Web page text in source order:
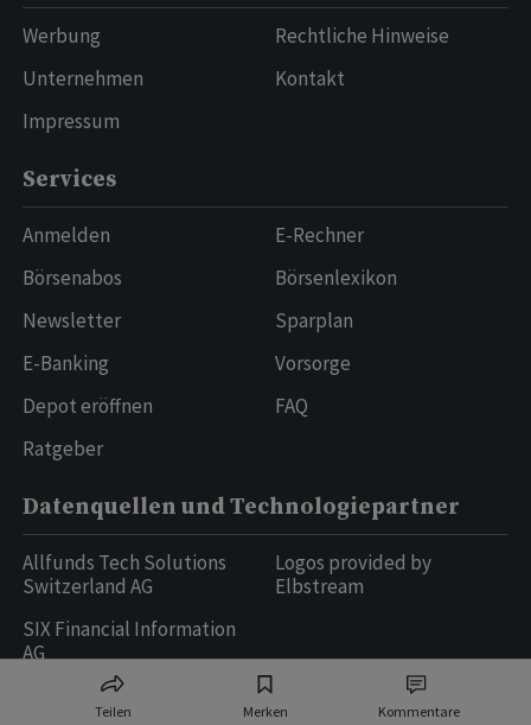
Teilen Merken Kommentare
Werbung
Unternehmen
Impressum
Rechtliche Hinweise
Kontakt
Services
Anmelden
Börsenabos
Newsletter
E-Banking
Depot eröffnen
Ratgeber
E-Rechner
Börsenlexikon
Sparplan
Vorsorge
FAQ
Datenquellen und Technologiepartner
Allfunds Tech Solutions
Switzerland AG
SIX Financial Information
AG
Logos provided by
Elbstream